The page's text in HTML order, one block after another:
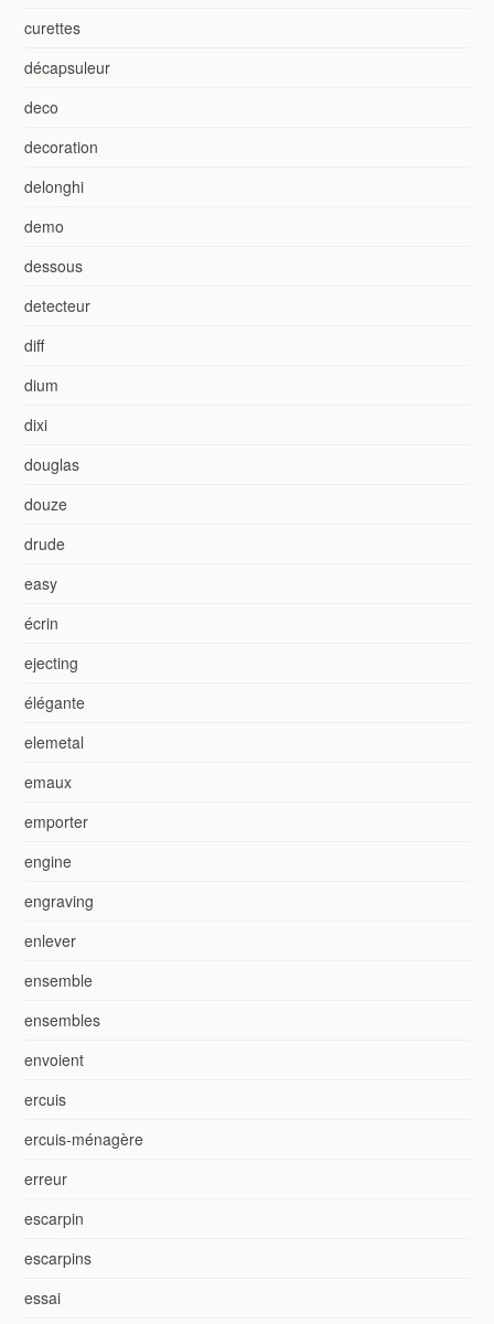
curettes
décapsuleur
deco
decoration
delonghi
demo
dessous
detecteur
diff
dium
dixi
douglas
douze
drude
easy
écrin
ejecting
élégante
elemetal
emaux
emporter
engine
engraving
enlever
ensemble
ensembles
envoient
ercuis
ercuis-ménagère
erreur
escarpin
escarpins
essai